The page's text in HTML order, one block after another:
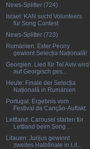
News-Splitter (724)
Israel: KAN sucht Volunteers
für Song Contest
News-Splitter (723)
Rumänien: Ester Peony
gewinnt Selecția Națională!
Georgien: Lied für Tel Aviv wird
auf Georgisch ges...
Heute: Finale der Selecția
Națională in Rumänien
Portugal: Ergebnis vom
Festival da Canção-Auftakt
Lettland: Carousel starten für
Lettland beim Song ...
Litauen: Jurijus gewinnt
zweites Halbfinale in Lit...